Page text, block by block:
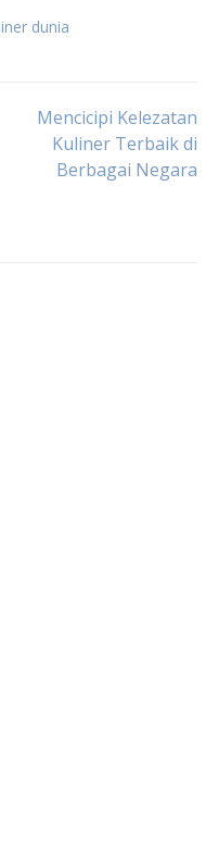
dunia
Mencicipi Kelezatan
Kuliner Terbaik di
Berbagai Negara